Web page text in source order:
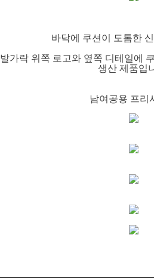
바닥에 쿠션이 도톰한
발가락 위쪽 로고와 옆쪽 디테일에
생산 제품입
남여공용 프리